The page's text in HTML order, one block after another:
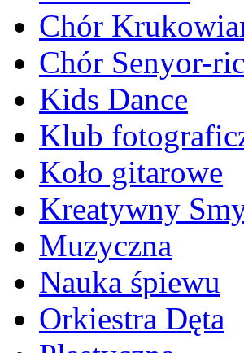
Chór
Chór Senyor-
Kids Dance
Klub
Koło gitarowe
Kreatywny
Muzyczna
Nauka śpiewu
Orkiestra Dęta